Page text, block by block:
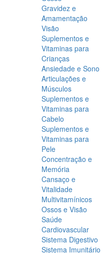
Gravidez e
Amamentação
Visão
Suplementos e
Vitaminas para
Crianças
Ansiedade e Sono
Articulações e
Músculos
Suplementos e
Vitaminas para
Cabelo
Suplementos e
Vitaminas para
Pele
Concentração e
Memória
Cansaço e
Vitalidade
Multivitamínicos
Ossos e Visão
Saúde
Cardiovascular
Sistema Digestivo
Sistema Imunitário